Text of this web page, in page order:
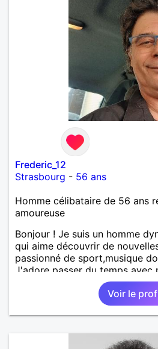
Frederic_12
Strasbourg - 56 ans
Homme célibataire de 56 ans
amoureuse
Bonjour ! Je suis un homme
qui aime découvrir de
passionné de sport,musique
J'adore passer du temps avec
partager des moments
Voir le